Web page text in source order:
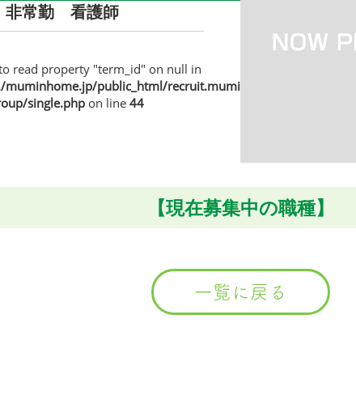
非常勤 看護師
read property "term_id" on null in
public_html/recruit.muminhome.jp/wp/wp-
single.php on line 44
【現在募集中の職種】
一覧に戻る